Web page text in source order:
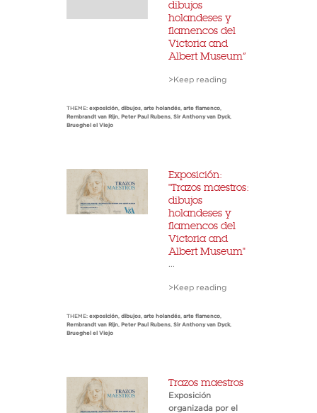
dibujos
holandeses y
flamencos del
Victoria and
Albert Museum”
>Keep reading
THEME: exposición, dibujos, arte holandés, arte flamenco,
Rembrandt van Rijn, Peter Paul Rubens, Sir Anthony van Dyck,
Brueghel el Viejo
Exposición:
"Trazos maestros:
dibujos
holandeses y
flamencos del
Victoria and
Albert Museum"
>Keep reading
THEME: exposición, dibujos, arte holandés, arte flamenco,
Rembrandt van Rijn, Peter Paul Rubens, Sir Anthony van Dyck,
Brueghel el Viejo
Trazos maestros
Exposición
organizada por el